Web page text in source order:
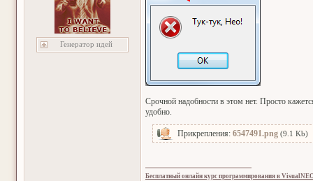
Генератор идей
Срочной надобности в этом нет. Просто
удобно.
Прикрепления: 6547491.png (9.1 Kb)
Бесплатный онлайн курс программирования в